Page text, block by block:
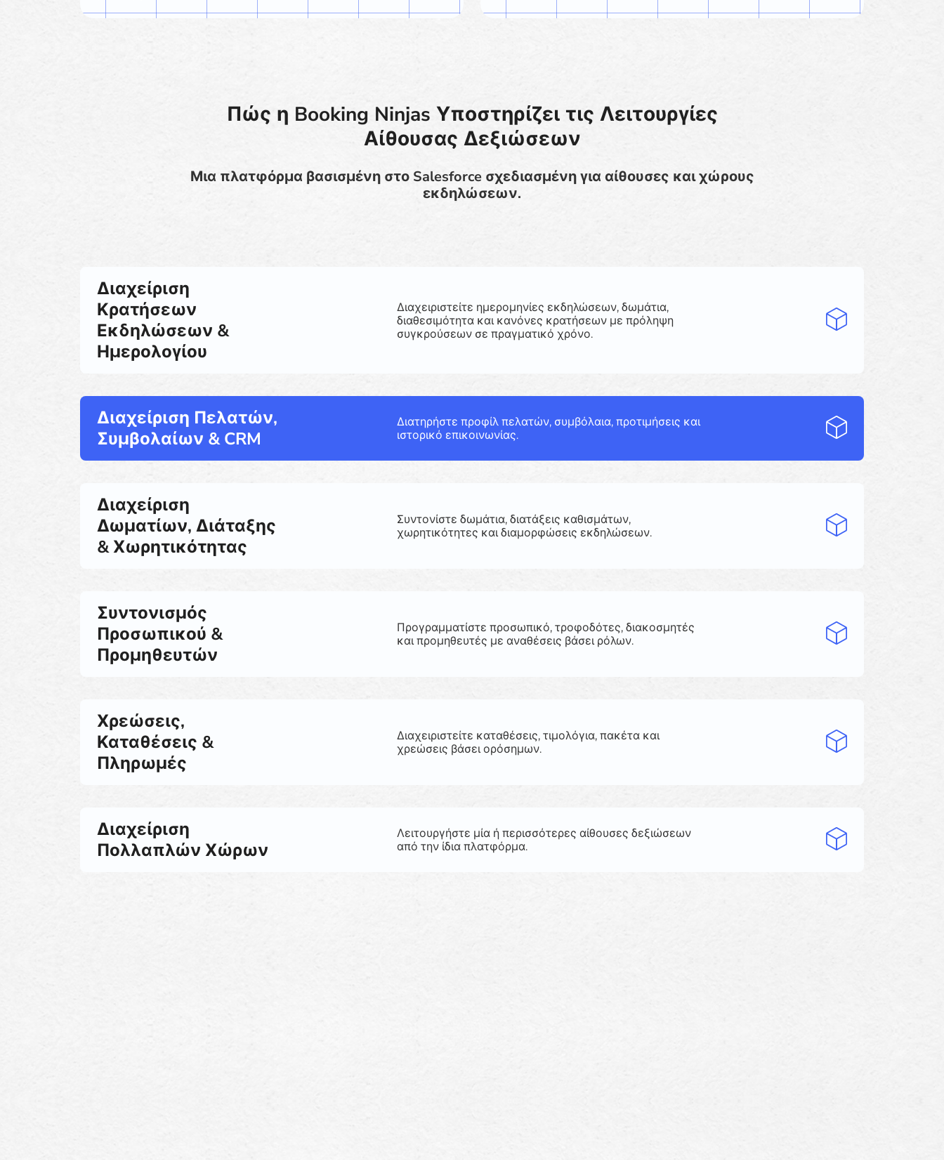
Πώς η Booking Ninjas Υποστηρίζει τις Λειτουργίες
Αίθουσας Δεξιώσεων
Μια πλατφόρμα βασισμένη στο Salesforce σχεδιασμένη για αίθουσες και χώρους
εκδηλώσεων.
Διαχείριση
Κρατήσεων
Εκδηλώσεων &
Ημερολογίου
Διαχειριστείτε ημερομηνίες εκδηλώσεων, δωμάτια,
διαθεσιμότητα και κανόνες κρατήσεων με πρόληψη
συγκρούσεων σε πραγματικό χρόνο.
Διαχείριση Πελατών,
Συμβολαίων & CRM
Διατηρήστε προφίλ πελατών, συμβόλαια, προτιμήσεις και
ιστορικό επικοινωνίας.
Διαχείριση
Δωματίων, Διάταξης
& Χωρητικότητας
Συντονίστε δωμάτια, διατάξεις καθισμάτων,
χωρητικότητες και διαμορφώσεις εκδηλώσεων.
Συντονισμός
Προσωπικού &
Προμηθευτών
Προγραμματίστε προσωπικό, τροφοδότες, διακοσμητές
και προμηθευτές με αναθέσεις βάσει ρόλων.
Χρεώσεις,
Καταθέσεις &
Πληρωμές
Διαχειριστείτε καταθέσεις, τιμολόγια, πακέτα και
χρεώσεις βάσει ορόσημων.
Διαχείριση
Πολλαπλών Χώρων
Λειτουργήστε μία ή περισσότερες αίθουσες δεξιώσεων
από την ίδια πλατφόρμα.